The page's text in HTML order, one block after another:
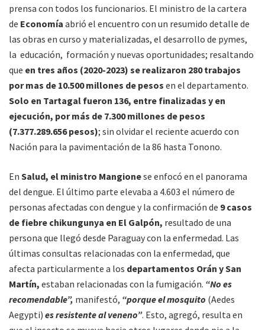
prensa con todos los funcionarios. El ministro de la cartera
de Economía abrió el encuentro con un resumido detalle de
las obras en curso y materializadas, el desarrollo de pymes,
la educación, formación y nuevas oportunidades; resaltando
que en tres años (2020-2023) se realizaron 280 trabajos
por mas de 10.500 millones de pesos en el departamento.
Solo en Tartagal fueron 136, entre finalizadas y en
ejecución, por más de 7.300 millones de pesos
(7.377.289.656 pesos); sin olvidar el reciente acuerdo con
Nación para la pavimentación de la 86 hasta Tonono.
En Salud, el ministro Mangionese enfocó en el panorama
del dengue. El último parte elevaba a 4.603 el número de
personas afectadas con dengue y la confirmación de 9 casos
de fiebre chikungunya en El Galpón, resultado de una
persona que llegó desde Paraguay con la enfermedad. Las
últimas consultas relacionadas con la enfermedad, que
afecta particularmente a los departamentos Orán y San
Martín, estaban relacionadas con la fumigación. “No es
recomendable”, manifestó, “porque el mosquito (Aedes
Aegypti) es resistente al veneno”. Esto, agregó, resulta en